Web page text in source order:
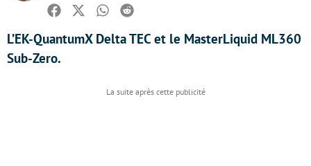
Facebook
TwitterWhatsapp
Reddit
L’EK-QuantumX Delta TEC et le MasterLiquid ML360
Sub-Zero.